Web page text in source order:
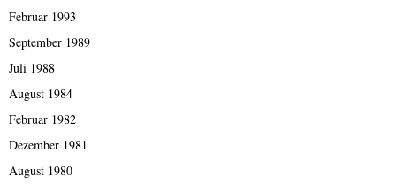
Februar 1993
September 1989
Juli 1988
August 1984
Februar 1982
Dezember 1981
August 1980